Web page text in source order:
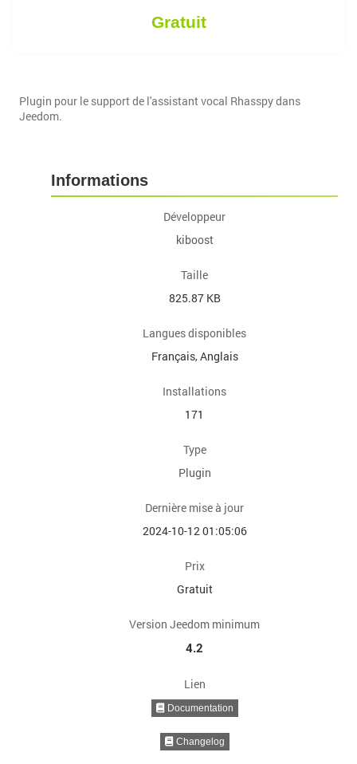
Gratuit
Plugin pour le support de l'assistant vocal Rhasspy dans
Jeedom.
Informations
Développeur
kiboost
Taille
825.87 KB
Langues disponibles
Français, Anglais
Installations
171
Type
Plugin
Dernière mise à jour
2024-10-12 01:05:06
Prix
Gratuit
Version Jeedom minimum
4.2
Lien
Documentation
Changelog